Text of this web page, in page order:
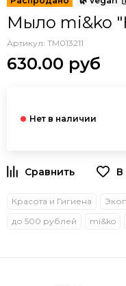
Мыло mi&ko
Артикул: TM013211
630.00 руб
В
Красота и Гигиена
до 500 рублей
mi&ko